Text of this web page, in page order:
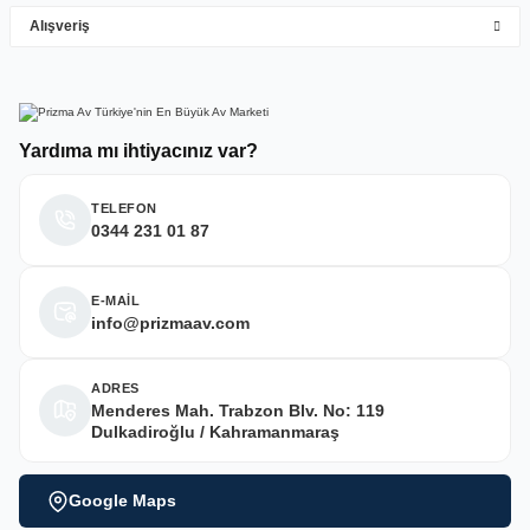
Deneyimini Paylaş
Yardıma mı ihtiyacınız var?
TELEFON
0344 231 01 87
E-MAİL
info@prizmaav.com
ADRES
Menderes Mah. Trabzon Blv. No: 119
Dulkadiroğlu / Kahramanmaraş
Google Maps
Alışveriş